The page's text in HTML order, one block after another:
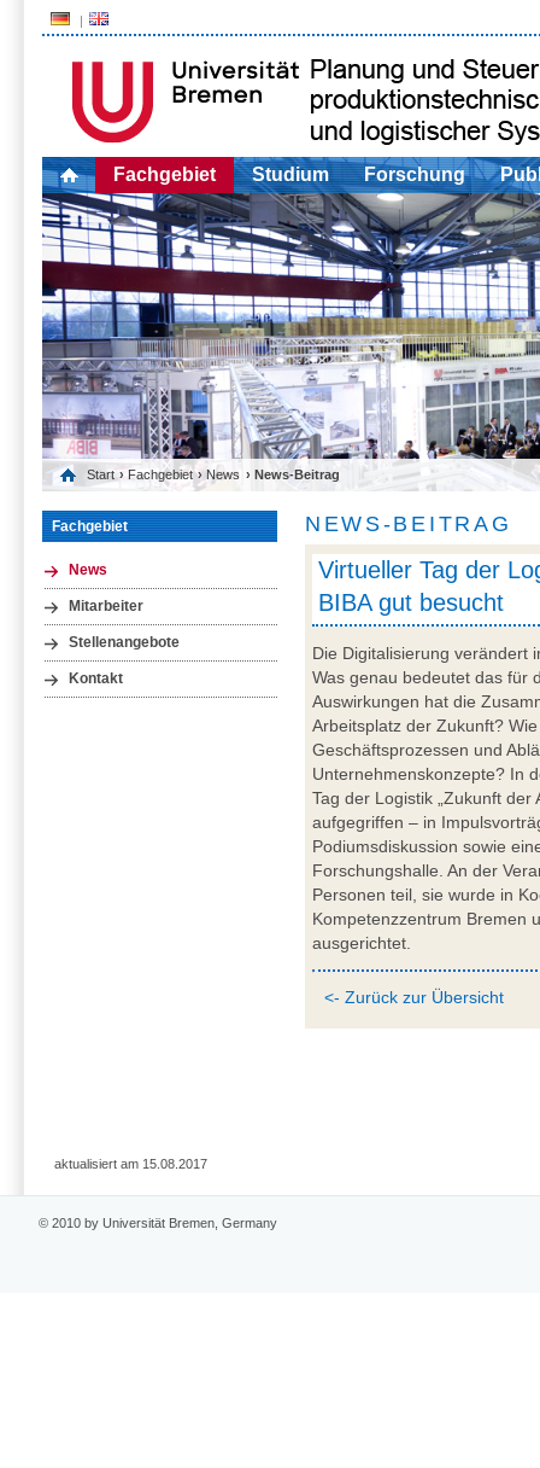
Fachgebiet Studium Forschung
Start › Fachgebiet › News › News-Beitrag
Fachgebiet
News
Mitarbeiter
Stellenangebote
Kontakt
NEWS-BEITRAG
Virtueller Tag der
BIBA gut besucht
Die Digitalisierung verändert
Was genau bedeutet das für
Auswirkungen hat die
Arbeitsplatz der Zukunft?
Geschäftsprozessen und
Unternehmenskonzepte? In
Tag der Logistik „Zukunft
aufgegriffen – in
Podiumsdiskussion sowie
Forschungshalle. An der
Personen teil, sie wurde in
Kompetenzzentrum Bremen
ausgerichtet.
<- Zurück zur Übersicht
aktualisiert am 15.08.2017
© 2010 by Universität Bremen, Germany